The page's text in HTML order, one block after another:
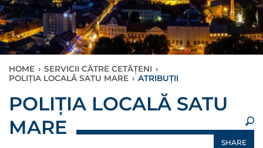
HOME › SERVICII CĂTRE CETĂȚENI ›
POLIȚIA LOCALĂ SATU MARE › ATRIBUȚII
POLIȚIA LOCALĂ SATU
MARE
SHARE